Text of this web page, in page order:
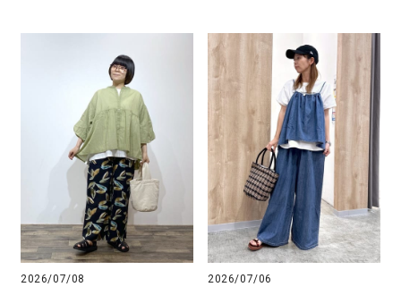
2026/07/08
2026/07/06